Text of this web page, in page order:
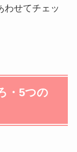
わせてチェッ
・5つの